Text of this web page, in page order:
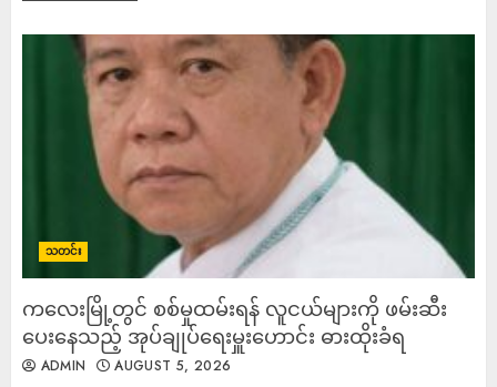
သတင်း
ကလေးမြို့တွင် စစ်မှုထမ်းရန် လူငယ်များကို ဖမ်းဆီး
ပေးနေသည့် အုပ်ချုပ်ရေးမှူးဟောင်း ဓားထိုးခံရ
ADMIN AUGUST 5, 2026